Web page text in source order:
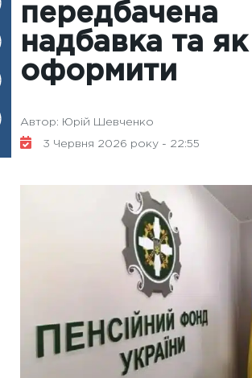
передбачена
надбавка та як
оформити
Автор: Юрій Шевченко
3 Червня 2026 року - 22:55